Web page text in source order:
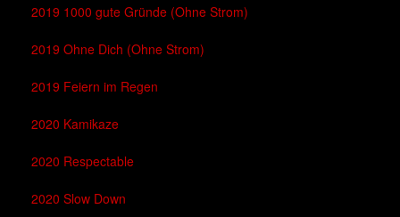
2019 1000 gute Gründe (Ohne Strom)
2019 Ohne Dich (Ohne Strom)
2019 Feiern im Regen
2020 Kamikaze
2020 Respectable
2020 Slow Down